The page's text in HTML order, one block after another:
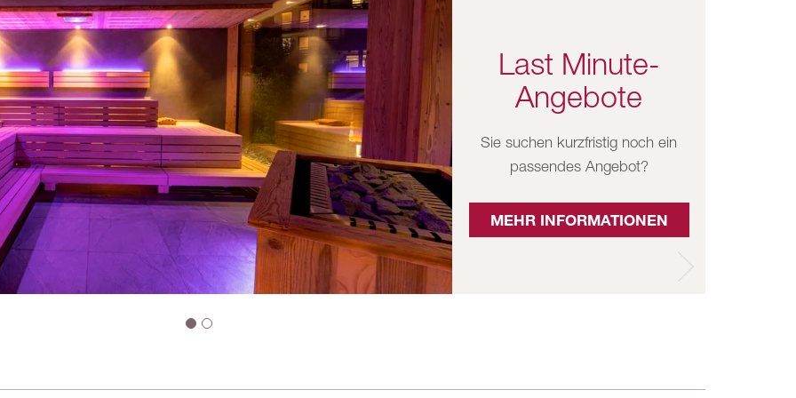
Last Minute-
Angebote
Sie suchen kurzfristig noch ein
passendes Angebot?
MEHR INFORMATIONEN